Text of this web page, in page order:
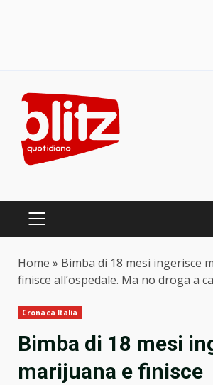
content
PRIMARY
Home » Bimba di 18 mesi ingerisce
finisce all’ospedale. Ma no droga a
Cronaca Italia
Bimba di 18 mesi
marijuana e finisce